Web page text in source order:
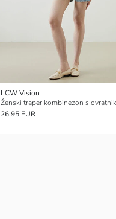
LCW Vision
26.95 EUR